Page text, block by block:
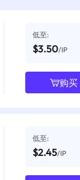
低至:
$3.50/IP
购买
低至:
$2.45/IP